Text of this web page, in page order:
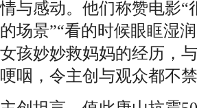
情与感动。他们称赞电影“
的场景”“看的时候眼眶湿
女孩妙妙救妈妈的经历，
哽咽，令主创与观众都不禁